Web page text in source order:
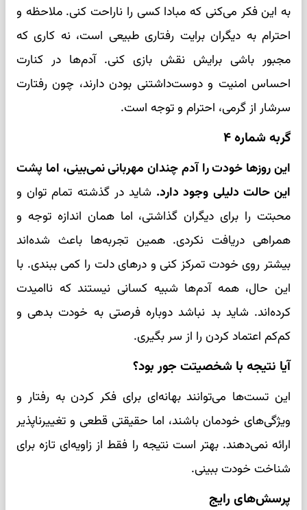
به این فکر می‌کنی که مبادا کسی را ناراحت کنی. ملاحظه و
احترام به دیگران برایت رفتاری طبیعی است، نه کاری که
مجبور باشی برایش نقش بازی کنی. آدم‌ها در کنارت
احساس امنیت و دوست‌داشتنی بودن دارند، چون رفتارت
سرشار از گرمی، احترام و توجه است.
گربه شماره ۴
این روزها خودت را آدم چندان مهربانی نمی‌بینی، اما پشت
این حالت دلیلی وجود دارد. شاید در گذشته تمام توان و
محبتت را برای دیگران گذاشتی، اما همان اندازه توجه و
همراهی دریافت نکردی. همین تجربه‌ها باعث شده‌اند
بیشتر روی خودت تمرکز کنی و درهای دلت را کمی ببندی. با
این حال، همه آدم‌ها شبیه کسانی نیستند که ناامیدت
کرده‌اند. شاید بد نباشد دوباره فرصتی به خودت بدهی و
کم‌کم اعتماد کردن را از سر بگیری.
آیا نتیجه با شخصیتت جور بود؟
این تست‌ها می‌توانند بهانه‌ای برای فکر کردن به رفتار و
ویژگی‌های خودمان باشند، اما حقیقتی قطعی و تغییرناپذیر
ارائه نمی‌دهند. بهتر است نتیجه را فقط از زاویه‌ای تازه برای
شناخت خودت ببینی.
پرسش‌های رایج